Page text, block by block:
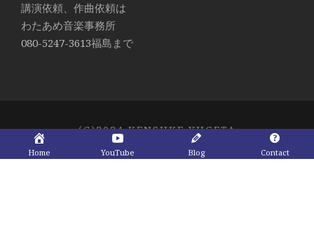
講演依頼、作曲依頼は
わたあめ音楽事務所
080-5247-3613福島まで
(C)2024 KENSUKE YUGETA
Home YouTube Blog Contact